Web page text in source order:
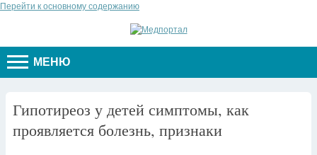
Перейти к основному содержанию
МЕНЮ
Гипотиреоз у детей симптомы, как
проявляется болезнь, признаки